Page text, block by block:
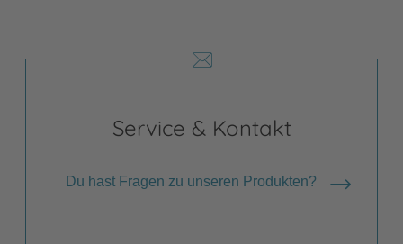
Service & Kontakt
Du hast Fragen zu unseren Produkten?